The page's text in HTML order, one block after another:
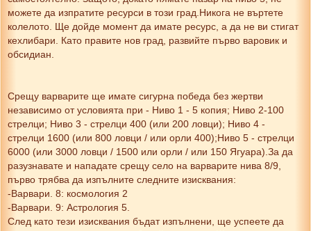
можете да изпратите ресурси в този град.Никога не въртeте
колелото. Ще дойде момент да имате ресурс, а да не ви стигат
кехлибари. Като правите нов град, развийте първо варовик и
обсидиан.
Срещу варварите ще имате сигурна победа без жертви
независимо от условията при - Ниво 1 - 5 копия; Ниво 2-100
стрелци; Ниво 3 - стрелци 400 (или 200 ловци); Ниво 4 -
стрелци 1600 (или 800 ловци / или орли 400);Ниво 5 - стрелци
6000 (или 3000 ловци / 1500 или орли / или 150 Ягуара).За да
разузнавате и нападате срещу село на варварите нива 8/9,
първо трябва да изпълните следните изисквания:
-Варвари. 8: космология 2
-Варвари. 9: Астрология 5.
След като тези изисквания бъдат изпълнени, ще успеете да